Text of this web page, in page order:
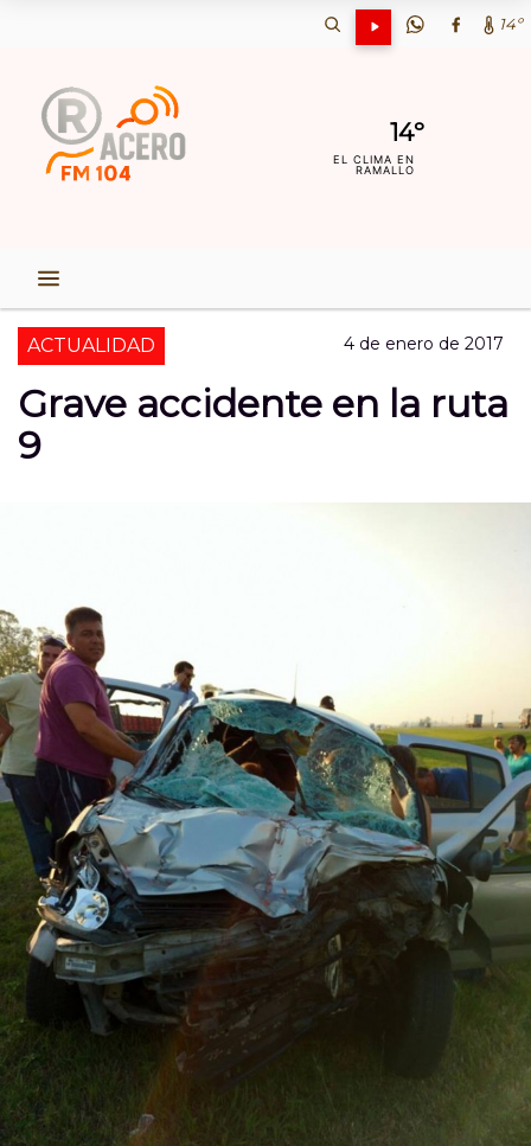
14º
14º
EL CLIMA EN
RAMALLO
ACTUALIDAD 4 de enero de 2017
Grave accidente en la ruta
9